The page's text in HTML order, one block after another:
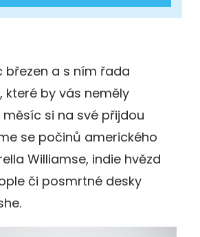
březen a s ním řada
které by vás neměly
si na své přijdou
se počinů amerického
Williamse, indie hvězd
či posmrtné desky